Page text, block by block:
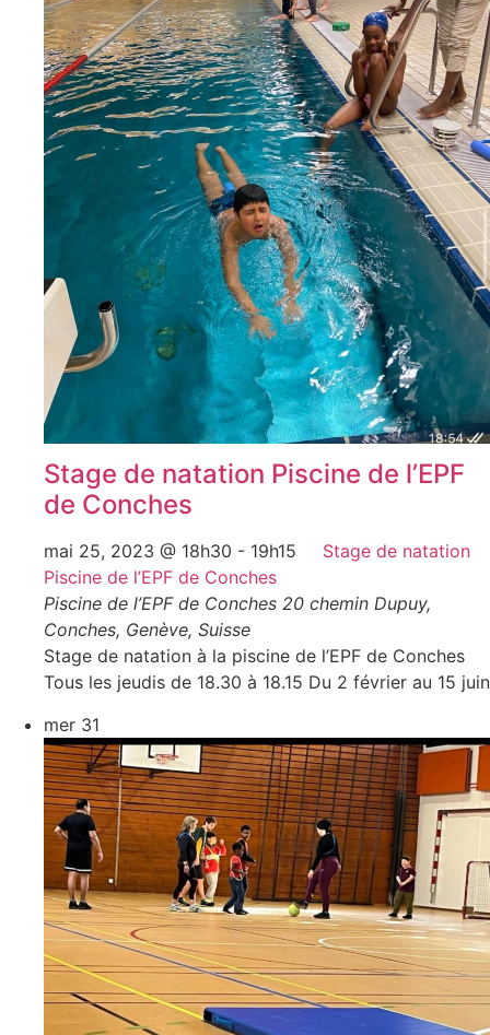
Stage de natation Piscine de l’EPF
de Conches
mai 25, 2023 @ 18h30 - 19h15
Stage de natation
Piscine de l’EPF de Conches
Piscine de l’EPF de Conches 20 chemin Dupuy,
Conches, Genève, Suisse
Stage de natation à la piscine de l’EPF de Conches
Tous les jeudis de 18.30 à 18.15 Du 2 février au 15 juin
mer 31